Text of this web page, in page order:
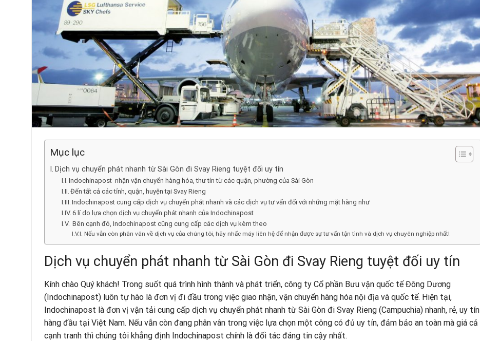
Mục lục
Dịch vụ chuyển phát nhanh từ Sài Gòn đi Svay Rieng tuyệt đối uy tín
Indochinapost nhận vận chuyển hàng hóa, thư tín từ các quận, phường của Sài Gòn
Đến tất cả các tỉnh, quận, huyện tại Svay Rieng
Indochinapost cung cấp dịch vụ chuyển phát nhanh và các dịch vụ tư vấn đối với những mặt hàng như
6 lí do lựa chọn dịch vụ chuyển phát nhanh của Indochinapost
Bên cạnh đó, Indochinapost cũng cung cấp các dịch vụ kèm theo
Nếu vẫn còn phân vân về dịch vụ của chúng tôi, hãy nhấc máy liên hệ để nhận được sự tư vấn tận tình và dịch vụ chuyên nghiệp nhất!
Dịch vụ chuyển phát nhanh từ Sài Gòn đi Svay Rieng tuyệt đối uy tín
Kính chào Quý khách! Trong suốt quá trình hình thành và phát triển, công ty Cổ phần Bưu vận quốc tế Đông Dương
(Indochinapost) luôn tự hào là đơn vị đi đầu trong việc giao nhận, vận chuyển hàng hóa nội địa và quốc tế. Hiện tại,
Indochinapost là đơn vị vận tải cung cấp dịch vụ chuyển phát nhanh từ Sài Gòn đi Svay Rieng (Campuchia) nhanh, rẻ, uy tín
hàng đầu tại Việt Nam. Nếu vẫn còn đang phân vân trong việc lựa chọn một công có đủ uy tín, đảm bảo an toàn mà giá cả
cạnh tranh thì chúng tôi khẳng định Indochinapost chính là đối tác đáng tin cậy nhất.